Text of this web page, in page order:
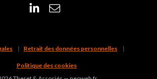
Retrait des données personnelles
Politique des cookies